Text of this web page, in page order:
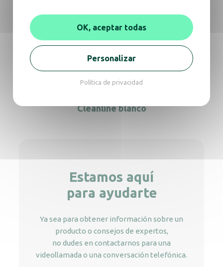
Dispensador de papel higiénico Maxi
Cleanline blanco
Cleanline blanco
Estamos aquí
para ayudarte
Ya sea para obtener información sobre un
producto o consejos de expertos,
no dudes en contactarnos para una
videollamada o una conversación telefónica.
OK, aceptar todas
Personalizar
Política de privacidad